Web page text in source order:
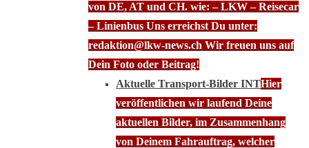
von DE, AT und CH. wie: – LKW – Reisecar
– Linienbus Uns erreichst Du unter:
redaktion@lkw-news.ch Wir freuen uns auf
Dein Foto oder Beitrag!
Aktuelle Transport-Bilder INTHier
veröffentlichen wir laufend Deine
aktuellen Bilder, im Zusammenhang
von Deinem Fahrauftrag, welcher